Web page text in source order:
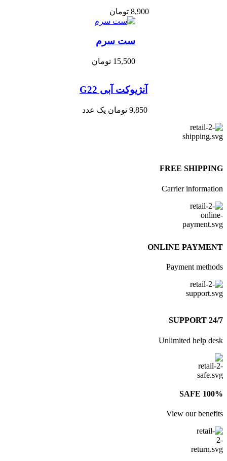
8,900 تومان
ست سرم
15,500 تومان
آنژیوکت آبی G22
9,850 تومان یک عدد
FREE
Carrier
ONLINE
Payment
24/7
Unlimited help
100%
View our